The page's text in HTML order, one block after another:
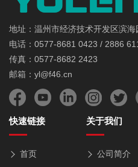
地址：温州市经济技术开发区滨
电话：0577-8681 0423 / 2886
传真：0577-8682 2423
邮箱：yl@f46.cn
快速链接
首页
关于我们
公司简介